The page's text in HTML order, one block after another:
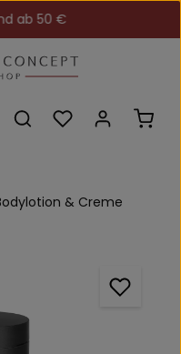
ab 50 €
Du hast 0
& Creme